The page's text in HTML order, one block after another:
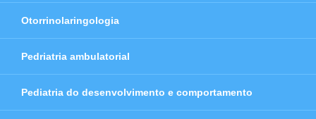
Otorrinolaringologia
Pedriatria ambulatorial
Pediatria do desenvolvimento e comportamento